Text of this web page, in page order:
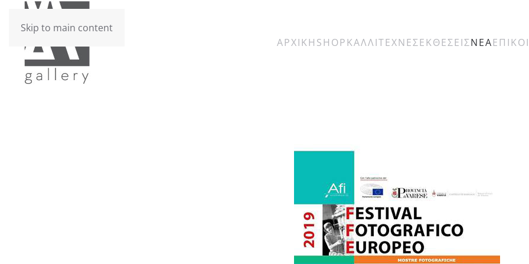
Skip to main content
ΑΡΧΙΚΗ SHOPΚΑΛΛΙΤΕΧΝΕΣΕΚΘΕΣΕΙΣΝΕΑ